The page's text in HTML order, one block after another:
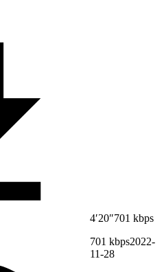
4′20″701 kbps
701 kbps2022-
11-28